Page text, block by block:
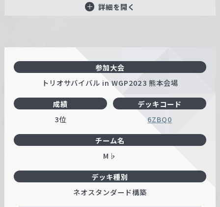
詳細を開く
参加大会
トリオサバイバル in WGP2023 熊本会場
成績
3位
デッキコード
6ZBQ0
チーム名
M♭
デッキ種別
ネオスタンダード構築